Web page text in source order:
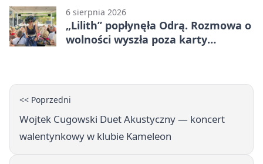
6 sierpnia 2026
„Lilith” popłynęła Odrą. Rozmowa o
wolności wyszła poza karty
<< Poprzedni
Wojtek Cugowski Duet Akustyczny — koncert
walentynkowy w klubie Kameleon